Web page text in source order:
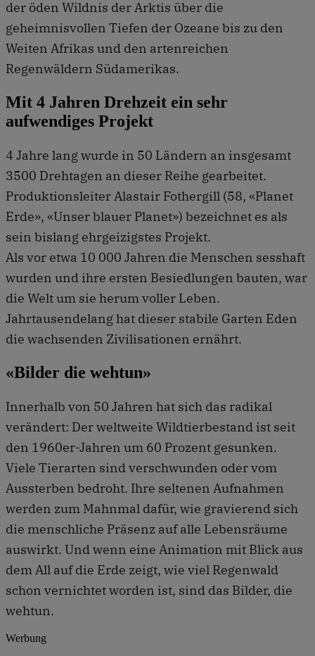
der öden Wildnis der Arktis über die
geheimnisvollen Tiefen der Ozeane bis zu den
Weiten Afrikas und den artenreichen
Regenwäldern Südamerikas.
Mit 4 Jahren Drehzeit ein sehr
aufwendiges Projekt
4 Jahre lang wurde in 50 Ländern an insgesamt
3500 Drehtagen an dieser Reihe gearbeitet.
Produktionsleiter Alastair Fothergill (58, «Planet
Erde», «Unser blauer Planet») bezeichnet es als
sein bislang ehrgeizigstes Projekt.
Als vor etwa 10 000 Jahren die Menschen sesshaft
wurden und ihre ersten Besiedlungen bauten, war
die Welt um sie herum voller Leben.
Jahrtausendelang hat dieser stabile Garten Eden
die wachsenden Zivilisationen ernährt.
«Bilder die wehtun»
Innerhalb von 50 Jahren hat sich das radikal
verändert: Der weltweite Wildtierbestand ist seit
den 1960er-Jahren um 60 Prozent gesunken.
Viele Tierarten sind verschwunden oder vom
Aussterben bedroht. Ihre seltenen Aufnahmen
werden zum Mahnmal dafür, wie gravierend sich
die menschliche Präsenz auf alle Lebensräume
auswirkt. Und wenn eine Animation mit Blick aus
dem All auf die Erde zeigt, wie viel Regenwald
schon vernichtet worden ist, sind das Bilder, die
wehtun.
Werbung